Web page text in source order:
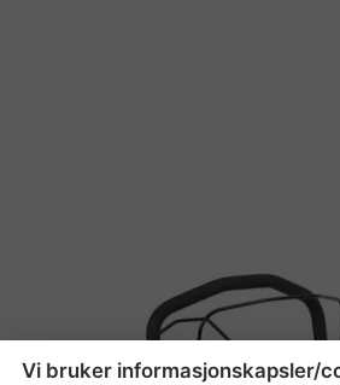
Vi bruker informasjonskapsler/